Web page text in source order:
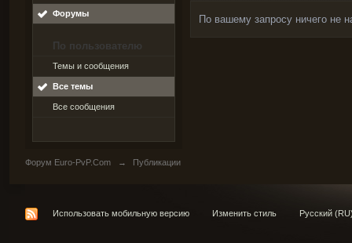
Форумы
По пользователю
Темы и сообщения
Все темы
Все сообщения
По вашему запросу ничего не
Форум Euro-PvP.Com → Публикации
Использовать мобильную версию Изменить стиль Русский